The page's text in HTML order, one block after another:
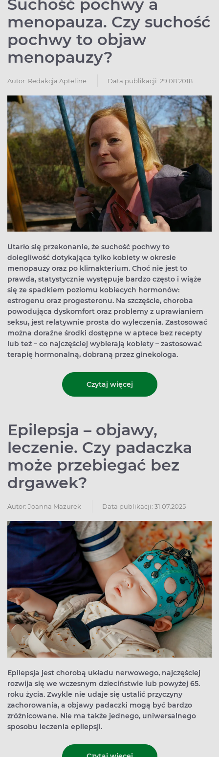
Suchość pochwy a
menopauza. Czy suchość
pochwy to objaw
menopauzy?
Autor: Redakcja Apteline Data publikacji: 29.08.2018
Utarło się przekonanie, że suchość pochwy to
dolegliwość dotykająca tylko kobiety w okresie
menopauzy oraz po klimakterium. Choć nie jest to
prawda, statystycznie występuje bardzo często i wiąże
się ze spadkiem poziomu kobiecych hormonów:
estrogenu oraz progesteronu. Na szczęście, choroba
powodująca dyskomfort oraz problemy z uprawianiem
seksu, jest relatywnie prosta do wyleczenia. Zastosować
można doraźne środki dostępne w aptece bez recepty
lub też – co najczęściej wybierają kobiety – zastosować
terapię hormonalną, dobraną przez ginekologa.
Czytaj więcej
Epilepsja – objawy,
leczenie. Czy padaczka
może przebiegać bez
drgawek?
Autor: Joanna Mazurek Data publikacji: 31.07.2025
Epilepsja jest chorobą układu nerwowego, najczęściej
rozwija się we wczesnym dzieciństwie lub powyżej 65.
roku życia. Zwykle nie udaje się ustalić przyczyny
zachorowania, a objawy padaczki mogą być bardzo
zróżnicowane. Nie ma także jednego, uniwersalnego
sposobu leczenia epilepsji.